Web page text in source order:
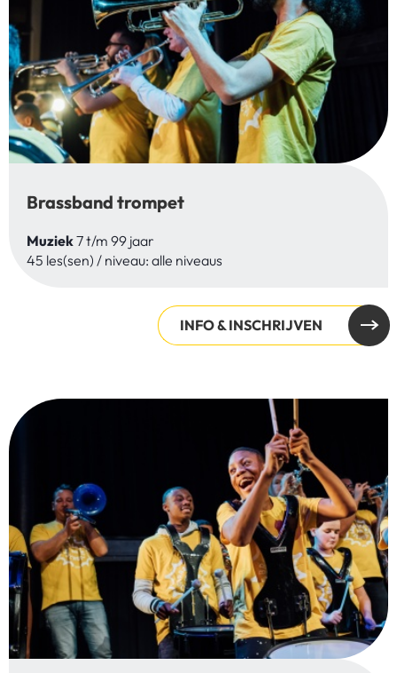
Brassband trompet
Muziek7 t/m 99 jaar
45 les(sen) / niveau: alle niveaus
INFO & INSCHRIJVEN